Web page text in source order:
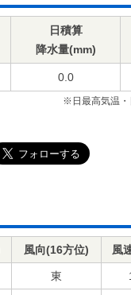
日積算
降水量(mm)
0.0
※日最高気温・
風向(16方位) 風
東